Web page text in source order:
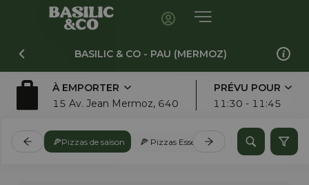
BASILIC & CO - PAU (MERMOZ)
À EMPORTER
15 Av. Jean Mermoz, 64000, Pau
PRÉVU POUR
11:30 - 11:45
🍕Pizzas de saison 🍕 Pizzas Essentielles 🍕 Pizzas de